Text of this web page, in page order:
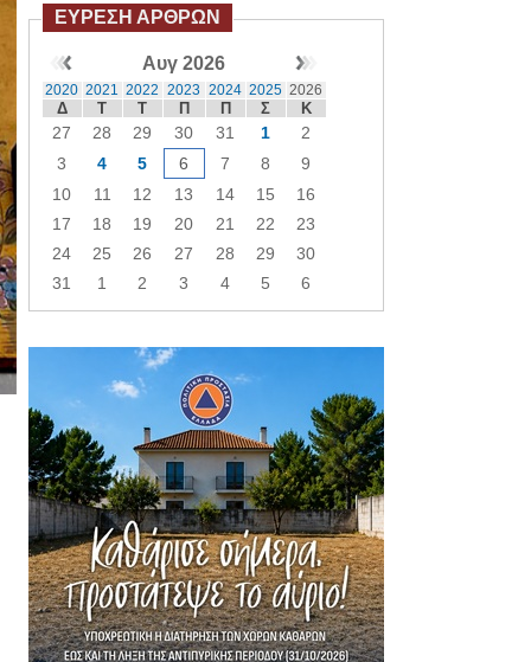
ΕΥΡΕΣΗ ΑΡΘΡΩΝ
Αυγ 2026
2020 2021 2022 2023 2024 2025 2026
Δ Τ Τ Π Π Σ Κ
27 28 29 30 31 1
2
3
4 5 6 7 8
9
10
11 12 13 14 15
16
17
18 19 20 21 22
23
24
25 26 27 28 29
30
31
1 2 3 4 5 6